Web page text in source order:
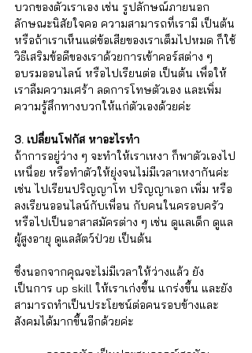
บวกของตัวเราเอง เช่น รูปลักษณ์ภายนอก
ลักษณะนิสัยใจคอ ความสามารถที่เรามี เป็นต้น
หรือถ้าเราเห็นแต่ข้อเสียของเราเต็มไปหมด ก็ใช้
วิธีเสริมข้อดีของเราด้วยการเข้าคอร์สต่าง ๆ
อบรมออนไลน์ หรือไปเรียนต่อ เป็นต้น เพื่อให้
เราลืมความเศร้า ลดการโทษตัวเอง และเพิ่ม
ความรู้สึกทางบวกให้แก่ตัวเองด้วยค่ะ
3. เปลี่ยนโฟกัส หาอะไรทำ
ถ้าการอยู่ว่าง ๆ จะทำให้เราเหงา ก็พาตัวเองไป
เหนื่อย หรือทำตัวให้ยุ่งจนไม่มีเวลาเหงากันค่ะ
เช่น ไปเรียนปริญญาโท ปริญญาเอก เพิ่ม หรือ
ลงเรียนออนไลน์กับเพื่อน กับคนในครอบครัว
หรือไปเป็นอาสาสมัครต่าง ๆ เช่น ดูแลเด็ก ดูแล
ผู้สูงอายุ ดูแลสัตว์ป่วย เป็นต้น
ซึ่งนอกจากคุณจะไม่มีเวลาให้ว่างแล้ว ยัง
เป็นการ up skill ให้เราเก่งขึ้น แกร่งขึ้น และยัง
สามารถทำเป็นประโยชน์ต่อคนรอบข้างและ
สังคมได้มากขึ้นอีกด้วยค่ะ